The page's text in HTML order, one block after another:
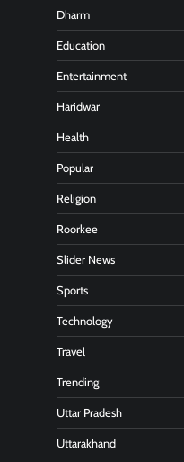
Dharm
Education
Entertainment
Haridwar
Health
Popular
Religion
Roorkee
Slider News
Sports
Technology
Travel
Trending
Uttar Pradesh
Uttarakhand